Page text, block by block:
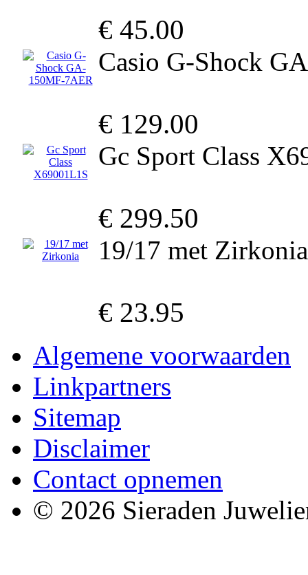
€ 45.00
Casio G-Shock
€ 129.00
Gc Sport Class
€ 299.50
19/17 met Zirkonia
€ 23.95
Algemene voorwaarden
Linkpartners
Sitemap
Disclaimer
Contact opnemen
© 2026 Sieraden